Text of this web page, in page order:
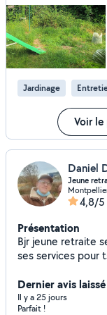
extérieure, -
adéquat " karcher et produits",
vos intérieurs ; -des
etc. avec matériel
expérimentée,
toute L'Ile-de-
à vous. Zero six-
quatre- soixante
Jardinage
Voir
Daniel
Jeune
4,8/5
Présentation
Bjr jeune retraite
ses services pour ts travaux de jardinage et
Dernier avis
Il y a 25 jours
Parfait !